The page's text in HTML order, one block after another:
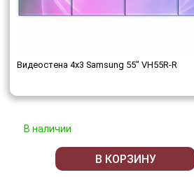
Видеостена 4x3 Samsung 55" VH55R-R
В наличии
В КОРЗИНУ